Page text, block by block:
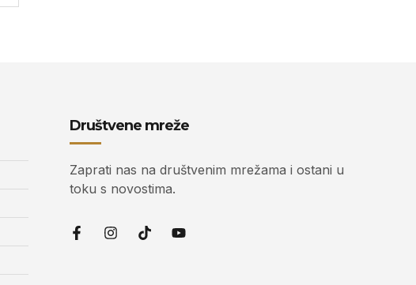
Društvene mreže
Zaprati nas na društvenim mrežama i ostani u
toku s novostima.